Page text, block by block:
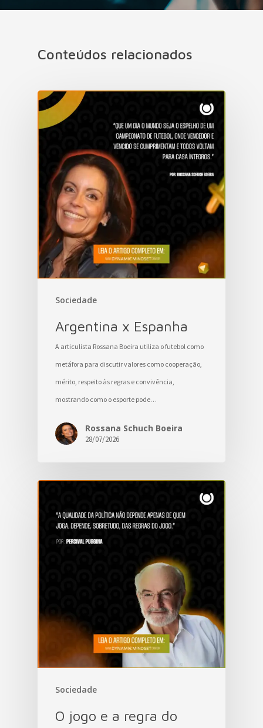
Conteúdos relacionados
Sociedade
Argentina x Espanha
A articulista Rossana Boeira utiliza o futebol como
metáfora para discutir valores como cooperação,
mérito, respeito às regras e convivência,
mostrando como o esporte pode…
Rossana Schuch Boeira
28/07/2026
Sociedade
O jogo e a regra do